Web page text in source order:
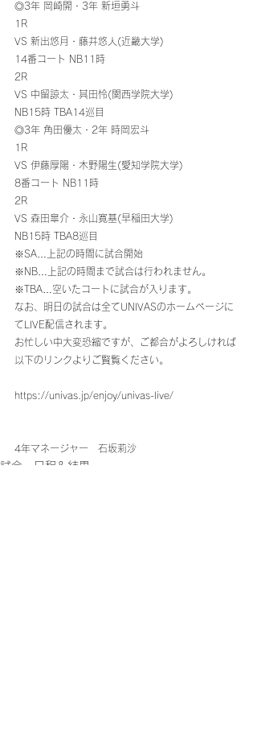
◎3年 岡崎開・3年 新垣勇斗
1R
VS 新出悠月・藤井悠人(近畿大学)
14番コート NB11時
2R
VS 中留諒太・其田怜(関西学院大学)
NB15時 TBA14巡目
◎3年 角田優太・2年 時岡宏斗
1R
VS 伊藤厚陽・木野陽生(愛知学院大学)
8番コート NB11時
2R
VS 森田皐介・永山寛基(早稲田大学)
NB15時 TBA8巡目
※SA…上記の時間に試合開始
※NB…上記の時間まで試合は行われません。
※TBA…空いたコートに試合が入ります。
なお、明日の試合は全てUNIVASのホームページに
てLIVE配信されます。
お忙しい中大変恐縮ですが、ご都合がよろしければ
以下のリンクよりご賢覧ください。
https://univas.jp/enjoy/univas-live/
4年マネージャー　石坂莉沙
試合 日程＆結果